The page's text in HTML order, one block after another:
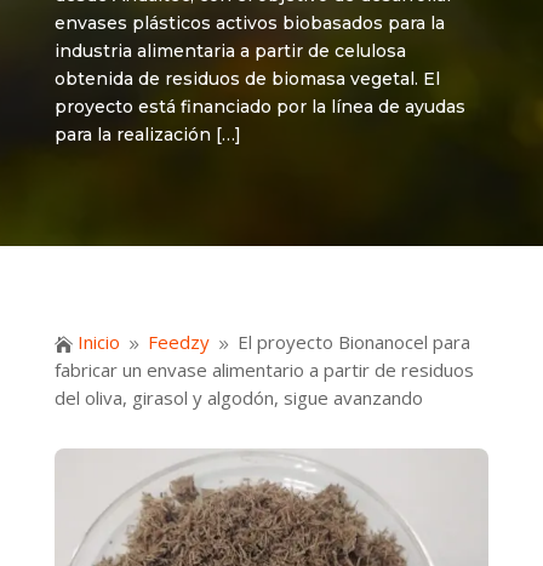
envases plásticos activos biobasados para la
industria alimentaria a partir de celulosa
obtenida de residuos de biomasa vegetal. El
proyecto está financiado por la línea de ayudas
para la realización […]
 Inicio 9 Feedzy 9 El proyecto Bionanocel para
fabricar un envase alimentario a partir de residuos
del oliva, girasol y algodón, sigue avanzando